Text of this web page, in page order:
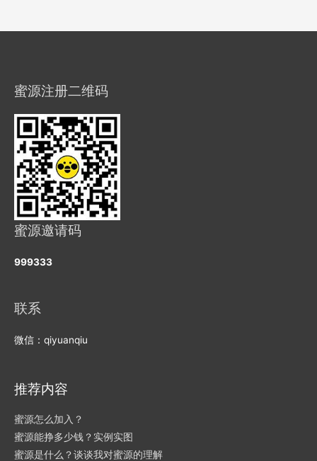
蜜源注册二维码
蜜源邀请码
999333
联系
微信：qiyuanqiu
推荐内容
蜜源怎么加入？
蜜源能挣多少钱？实例实图
蜜源是什么？谈谈我对蜜源的理解